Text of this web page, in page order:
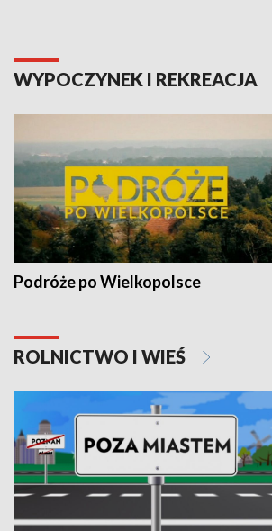
WYPOCZYNEK I REKREACJA
Podróże po Wielkopolsce
ROLNICTWO I WIEŚ